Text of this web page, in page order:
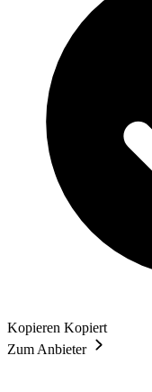
Kopieren Kopiert
Zum Anbieter